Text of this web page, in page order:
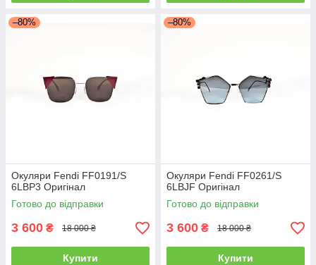
–80%
Окуляри Fendi FF0191/S
6LBP3 Оригінал
Готово до відправки
3 600 ₴ 18 000 ₴
Купити
–80%
Окуляри Fendi FF0261/S
6LBJF Оригінал
Готово до відправки
3 600 ₴ 18 000 ₴
Купити